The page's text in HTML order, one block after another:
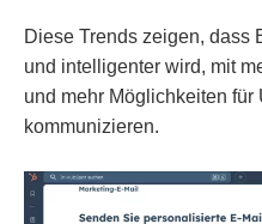
Diese bestätigen, dass
Spam verschickt wird.
undMarketing
Daten effizient genutzt,
ausgespielt und
Verhalten der
Diese Trends zeigen, dass
und intelligenter wird, mit
und mehr Möglichkeiten
kommunizieren.